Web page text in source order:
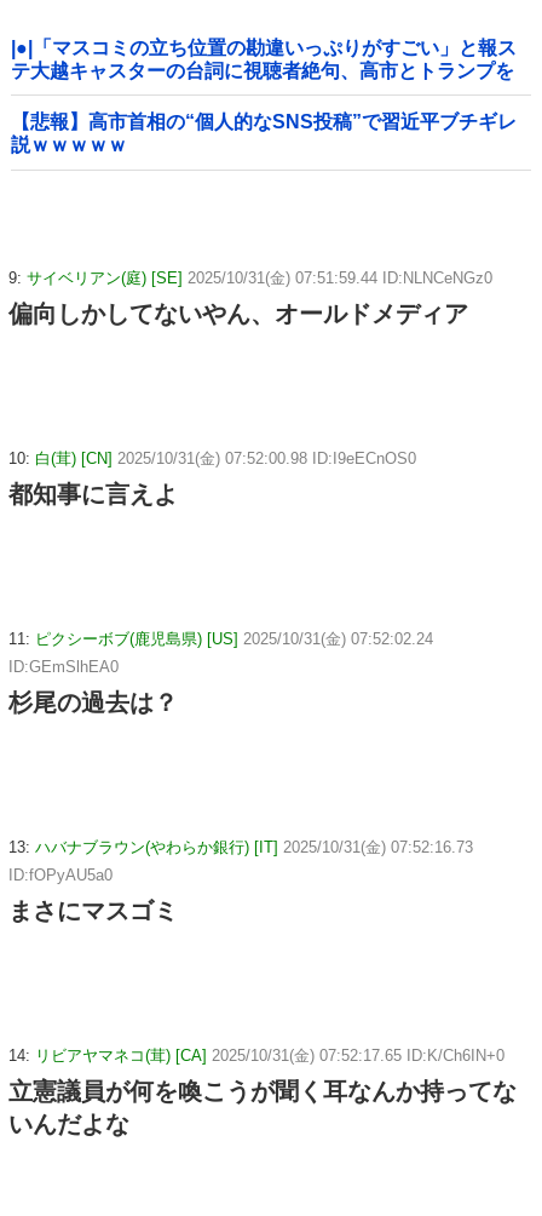
|●|「マスコミの立ち位置の勘違いっぷりがすごい」と報ス
テ大越キャスターの台詞に視聴者絶句、高市とトランプを
同列視させようという思惑がひしひしと
【悲報】高市首相の“個人的なSNS投稿”で習近平ブチギレ
説ｗｗｗｗｗ
9: サイベリアン(庭) [SE] 2025/10/31(金) 07:51:59.44 ID:NLNCeNGz0
偏向しかしてないやん、オールドメディア
10: 白(茸) [CN] 2025/10/31(金) 07:52:00.98 ID:I9eECnOS0
都知事に言えよ
11: ピクシーボブ(鹿児島県) [US] 2025/10/31(金) 07:52:02.24
ID:GEmSlhEA0
杉尾の過去は？
13: ハバナブラウン(やわらか銀行) [IT] 2025/10/31(金) 07:52:16.73
ID:fOPyAU5a0
まさにマスゴミ
14: リビアヤマネコ(茸) [CA] 2025/10/31(金) 07:52:17.65 ID:K/Ch6IN+0
立憲議員が何を喚こうが聞く耳なんか持ってな
いんだよな